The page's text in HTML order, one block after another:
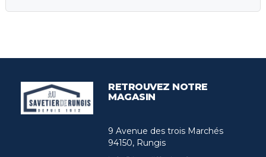
RETROUVEZ NOTRE
MAGASIN
9 Avenue des trois Marchés
94150, Rungis